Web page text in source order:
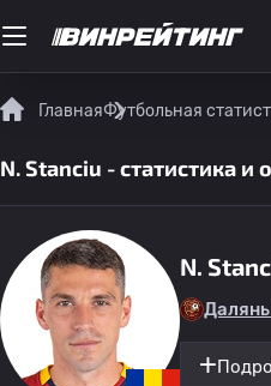
ГлавнаяФутбольная
N. Stanciu - статистика и
N.